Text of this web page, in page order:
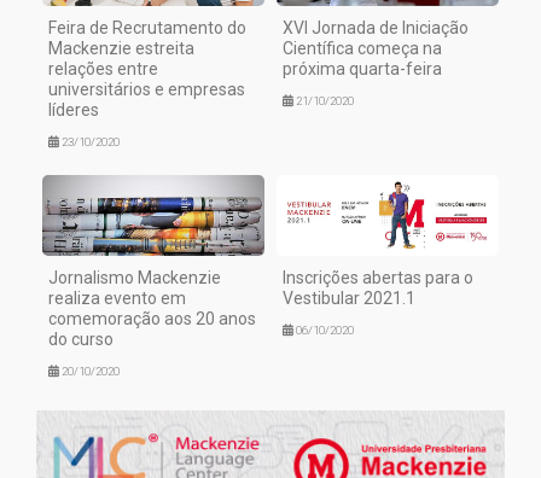
Feira de Recrutamento do
Mackenzie estreita
relações entre
universitários e empresas
líderes
23/10/2020
XVI Jornada de Iniciação
Científica começa na
próxima quarta-feira
21/10/2020
Jornalismo Mackenzie
realiza evento em
comemoração aos 20 anos
do curso
20/10/2020
Inscrições abertas para o
Vestibular 2021.1
06/10/2020